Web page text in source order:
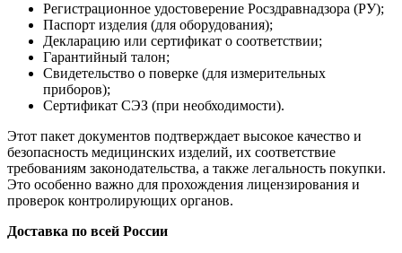
Регистрационное удостоверение Росздравнадзора (РУ);
Паспорт изделия (для оборудования);
Декларацию или сертификат о соответствии;
Гарантийный талон;
Свидетельство о поверке (для измерительных
приборов);
Сертификат СЭЗ (при необходимости).
Этот пакет документов подтверждает высокое качество и
безопасность медицинских изделий, их соответствие
требованиям законодательства, а также легальность покупки.
Это особенно важно для прохождения лицензирования и
проверок контролирующих органов.
Доставка по всей России